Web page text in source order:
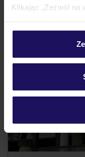
Klikając „Zezwól na
personalizować
Szczegółowe
Odkryj inne